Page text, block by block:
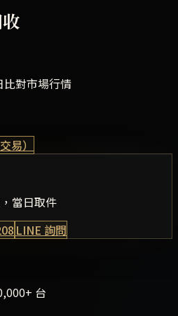
比對市場行情
易）
當日取件
LINE 詢問
台